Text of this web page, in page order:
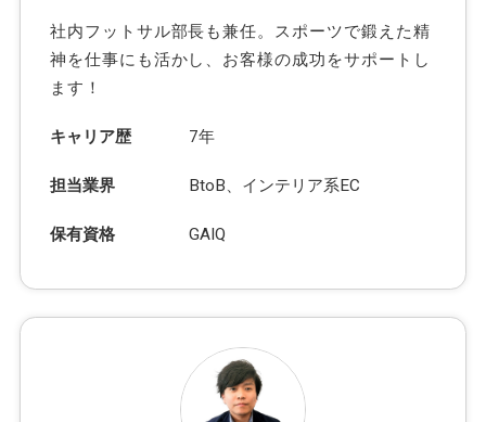
社内フットサル部長も兼任。スポーツで鍛えた精
神を仕事にも活かし、お客様の成功をサポートし
ます！
キャリア歴 7年
担当業界 BtoB、インテリア系EC
保有資格 GAIQ